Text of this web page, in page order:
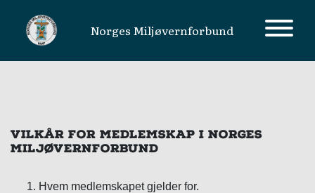
MAIN NAVIGATIONNorges Miljøvernforbund
tiktok-developers-site-
verification=OJZBePWoJ6ls1TZVWl13bMRu3djuiamC
VILKÅR FOR MEDLEMSKAP I NORGES
MILJØVERNFORBUND
Hvem medlemskapet gjelder for.